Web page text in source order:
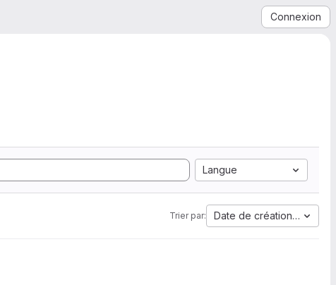
Connexion
Langue
Trier par: Date de création la plus